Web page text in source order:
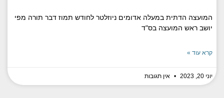
המועצה הדתית במעלה אדומים ניוזלטר לחודש תמוז דבר תורה מפי
יושב ראש המועצה בס"ד
קרא עוד »
יוני 20, 2023 אין תגובות